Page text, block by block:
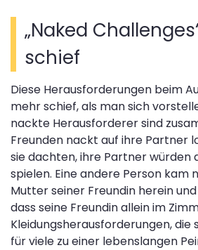
„Naked
schief
Diese Herausforderungen beim
mehr schief, als man sich
nackte Herausforderer sind
Freunden nackt auf ihre Partner
sie dachten, ihre Partner würden
spielen. Eine andere Person kam
Mutter seiner Freundin herein
dass seine Freundin allein im
Kleidungsherausforderungen, die
für viele zu einer lebenslangen